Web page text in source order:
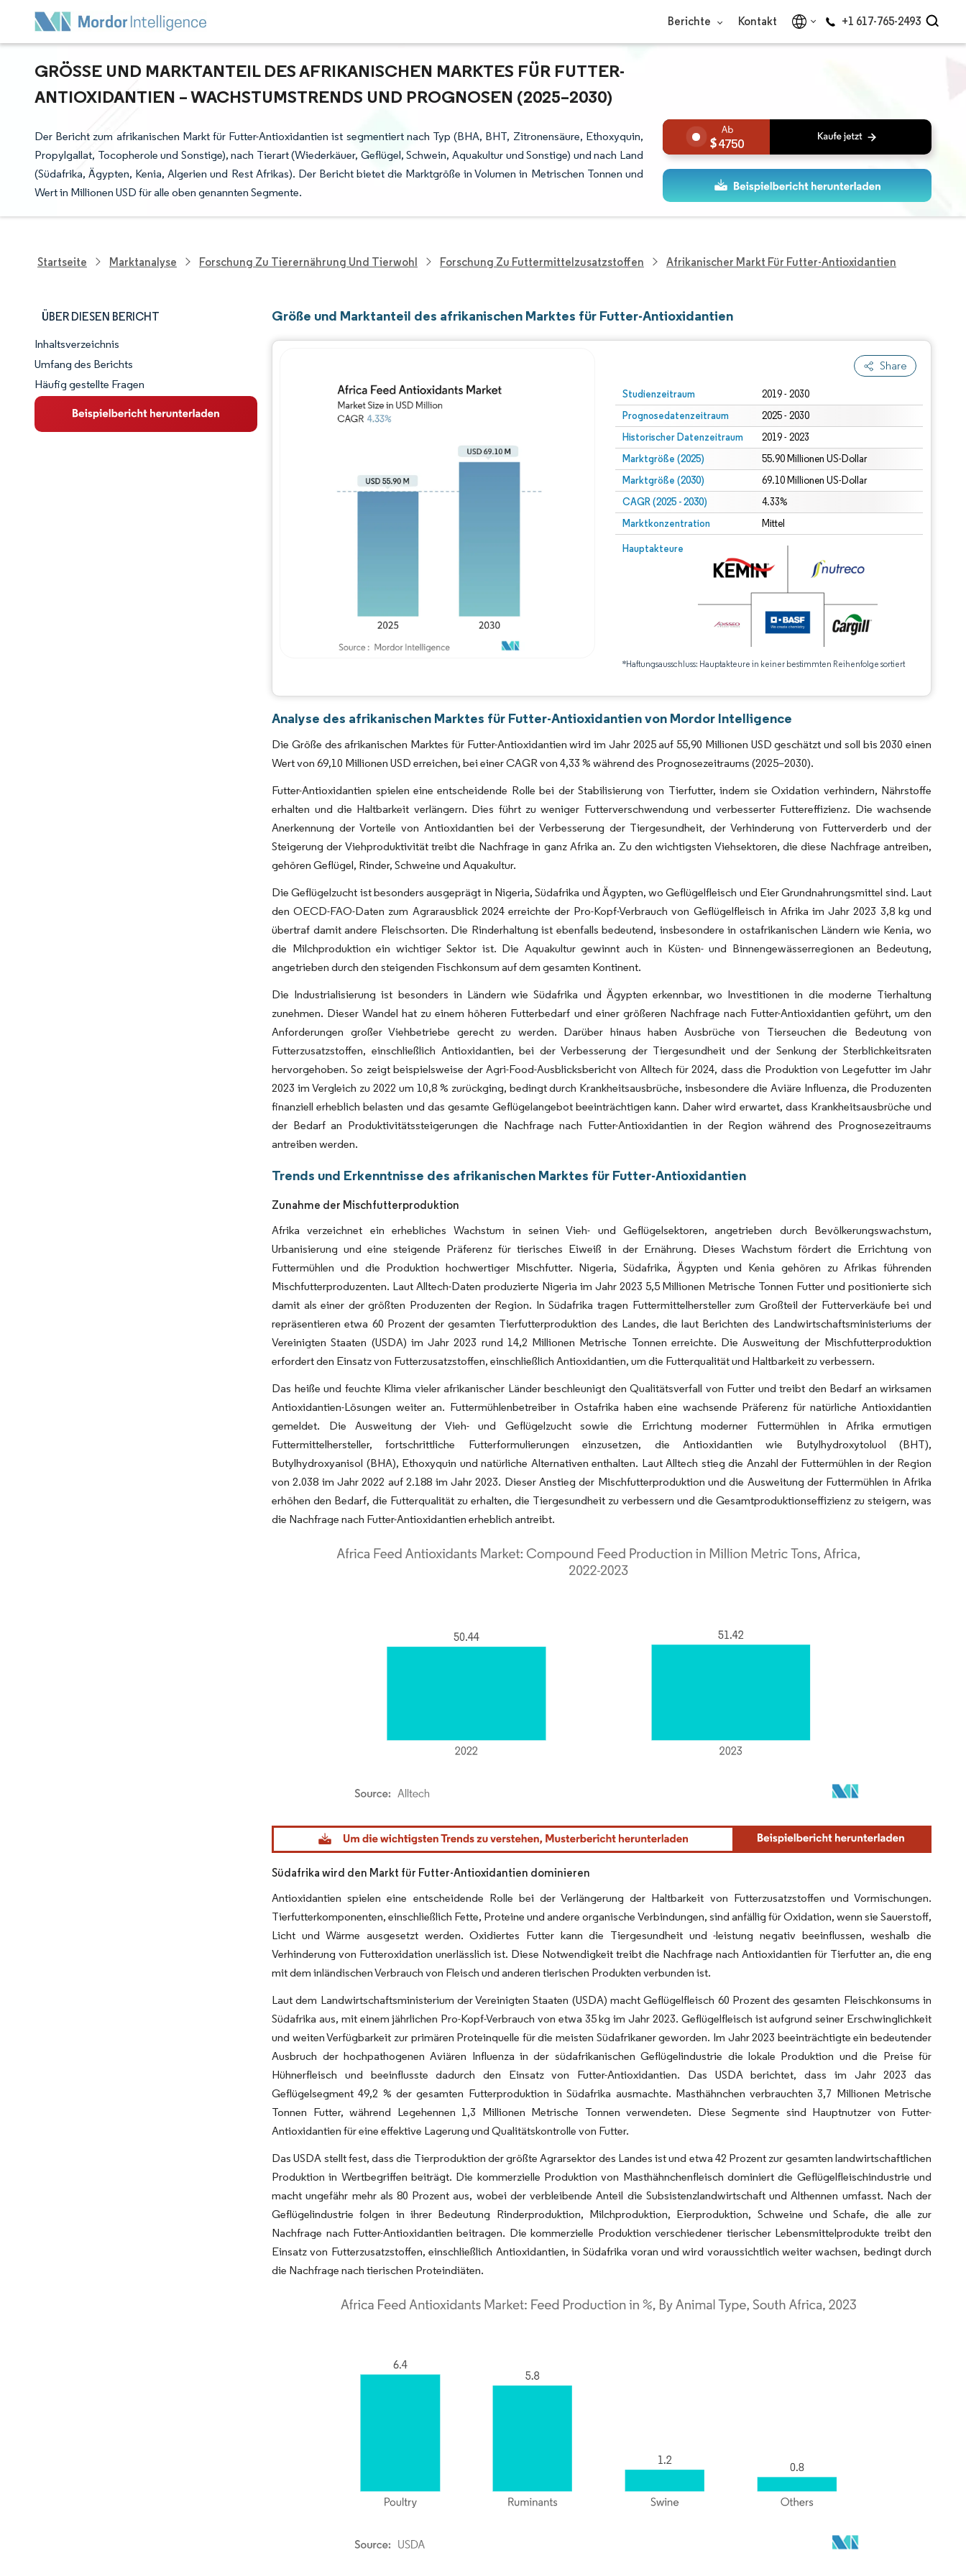
Berichte Kontakt +1 617-765-2493
GRÖSSE UND MARKTANTEIL DES AFRIKANISCHEN MARKTES FÜR FUTTER-A
NTIOXIDANTIEN – WACHSTUMSTRENDS UND PROGNOSEN (2025–2030)
Der Bericht zum afrikanischen Markt für Futter-Antioxidantien ist segmentiert nach Typ (BHA, BHT, Zitronensäure, Ethoxyquin,
Propylgallat, Tocopherole und Sonstige), nach Tierart (Wiederkäuer, Geflügel, Schwein, Aquakultur und Sonstige) und nach Land
(Südafrika, Ägypten, Kenia, Algerien und Rest Afrikas). Der Bericht bietet die Marktgröße in Volumen in Metrischen Tonnen und
Wert in Millionen USD für alle oben genannten Segmente.
4750
Startseite Marktanalyse Forschung Zu Tierernährung Und Tierwohl Forschung Zu Futtermittelzusatzstoffen Afrikanischer Markt Für Futter-Antioxidantien
ÜBER DIESEN BERICHT
Marktschnappschuss
Marktübersicht
Wichtige Markttrends
Inhaltsverzeichnis
Umfang des Berichts
Häufig gestellte Fragen
Größe und Marktanteil des afrikanischen Marktes für Futter-Antioxidantien
Share
Studienzeitraum 2019 - 2030
Prognosedatenzeitraum 2025 - 2030
Historischer Datenzeitraum 2019 - 2023
Marktgröße (2025) 55.90 Millionen US-Dollar
Marktgröße (2030) 69.10 Millionen US-Dollar
CAGR (2025 - 2030) 4.33%
Marktkonzentration Mittel
Hauptakteure
*Haftungsausschluss: Hauptakteure in keiner bestimmten Reihenfolge sortiert
Bild © Mordor Intelligence. Wiederverwendung erfordert Namensnennung gemäß CC BY 4.0.
Analyse des afrikanischen Marktes für Futter-Antioxidantien von Mordor Intelligence
Die Größe des afrikanischen Marktes für Futter-Antioxidantien wird im Jahr 2025 auf 55,90 Millionen USD geschätzt und soll bis 2030 einen
Wert von 69,10 Millionen USD erreichen, bei einer CAGR von 4,33 % während des Prognosezeitraums (2025–2030).
Futter-Antioxidantien spielen eine entscheidende Rolle bei der Stabilisierung von Tierfutter, indem sie Oxidation verhindern, Nährstoffe
erhalten und die Haltbarkeit verlängern. Dies führt zu weniger Futterverschwendung und verbesserter Futtereffizienz. Die wachsende
Anerkennung der Vorteile von Antioxidantien bei der Verbesserung der Tiergesundheit, der Verhinderung von Futterverderb und der
Steigerung der Viehproduktivität treibt die Nachfrage in ganz Afrika an. Zu den wichtigsten Viehsektoren, die diese Nachfrage antreiben,
gehören Geflügel, Rinder, Schweine und Aquakultur.
Die Geflügelzucht ist besonders ausgeprägt in Nigeria, Südafrika und Ägypten, wo Geflügelfleisch und Eier Grundnahrungsmittel sind. Laut
den OECD-FAO-Daten zum Agrarausblick 2024 erreichte der Pro-Kopf-Verbrauch von Geflügelfleisch in Afrika im Jahr 2023 3,8 kg und
übertraf damit andere Fleischsorten. Die Rinderhaltung ist ebenfalls bedeutend, insbesondere in ostafrikanischen Ländern wie Kenia, wo
die Milchproduktion ein wichtiger Sektor ist. Die Aquakultur gewinnt auch in Küsten- und Binnengewässerregionen an Bedeutung,
angetrieben durch den steigenden Fischkonsum auf dem gesamten Kontinent.
Die Industrialisierung ist besonders in Ländern wie Südafrika und Ägypten erkennbar, wo Investitionen in die moderne Tierhaltung
zunehmen. Dieser Wandel hat zu einem höheren Futterbedarf und einer größeren Nachfrage nach Futter-Antioxidantien geführt, um den
Anforderungen großer Viehbetriebe gerecht zu werden. Darüber hinaus haben Ausbrüche von Tierseuchen die Bedeutung von
Futterzusatzstoffen, einschließlich Antioxidantien, bei der Verbesserung der Tiergesundheit und der Senkung der Sterblichkeitsraten
hervorgehoben. So zeigt beispielsweise der Agri-Food-Ausblicksbericht von Alltech für 2024, dass die Produktion von Legefutter im Jahr
2023 im Vergleich zu 2022 um 10,8 % zurückging, bedingt durch Krankheitsausbrüche, insbesondere die Aviäre Influenza, die Produzenten
finanziell erheblich belasten und das gesamte Geflügelangebot beeinträchtigen kann. Daher wird erwartet, dass Krankheitsausbrüche und
der Bedarf an Produktivitätssteigerungen die Nachfrage nach Futter-Antioxidantien in der Region während des Prognosezeitraums
antreiben werden.
Trends und Erkenntnisse des afrikanischen Marktes für Futter-Antioxidantien
Zunahme der Mischfutterproduktion
​Afrika verzeichnet ein erhebliches Wachstum in seinen Vieh- und Geflügelsektoren, angetrieben durch Bevölkerungswachstum,
Urbanisierung und eine steigende Präferenz für tierisches Eiweiß in der Ernährung. Dieses Wachstum fördert die Errichtung von
Futtermühlen und die Produktion hochwertiger Mischfutter. Nigeria, Südafrika, Ägypten und Kenia gehören zu Afrikas führenden
Mischfutterproduzenten. Laut Alltech-Daten produzierte Nigeria im Jahr 2023 5,5 Millionen Metrische Tonnen Futter und positionierte sich
damit als einer der größten Produzenten der Region. In Südafrika tragen Futtermittelhersteller zum Großteil der Futterverkäufe bei und
repräsentieren etwa 60 Prozent der gesamten Tierfutterproduktion des Landes, die laut Berichten des Landwirtschaftsministeriums der
Vereinigten Staaten (USDA) im Jahr 2023 rund 14,2 Millionen Metrische Tonnen erreichte. Die Ausweitung der Mischfutterproduktion
erfordert den Einsatz von Futterzusatzstoffen, einschließlich Antioxidantien, um die Futterqualität und Haltbarkeit zu verbessern.
Das heiße und feuchte Klima vieler afrikanischer Länder beschleunigt den Qualitätsverfall von Futter und treibt den Bedarf an wirksamen
Antioxidantien-Lösungen weiter an. Futtermühlenbetreiber in Ostafrika haben eine wachsende Präferenz für natürliche Antioxidantien
gemeldet. Die Ausweitung der Vieh- und Geflügelzucht sowie die Errichtung moderner Futtermühlen in Afrika ermutigen
Futtermittelhersteller, fortschrittliche Futterformulierungen einzusetzen, die Antioxidantien wie Butylhydroxytoluol (BHT),
Butylhydroxyanisol (BHA), Ethoxyquin und natürliche Alternativen enthalten. Laut Alltech stieg die Anzahl der Futtermühlen in der Region
von 2.038 im Jahr 2022 auf 2.188 im Jahr 2023. Dieser Anstieg der Mischfutterproduktion und die Ausweitung der Futtermühlen in Afrika
erhöhen den Bedarf, die Futterqualität zu erhalten, die Tiergesundheit zu verbessern und die Gesamtproduktionseffizienz zu steigern, was
die Nachfrage nach Futter-Antioxidantien erheblich antreibt.
Bild © Mordor Intelligence. Wiederverwendung erfordert Namensnennung gemäß CC BY 4.0.
Südafrika wird den Markt für Futter-Antioxidantien dominieren
Antioxidantien spielen eine entscheidende Rolle bei der Verlängerung der Haltbarkeit von Futterzusatzstoffen und Vormischungen.
Tierfutterkomponenten, einschließlich Fette, Proteine und andere organische Verbindungen, sind anfällig für Oxidation, wenn sie Sauerstoff,
Licht und Wärme ausgesetzt werden. Oxidiertes Futter kann die Tiergesundheit und -leistung negativ beeinflussen, weshalb die
Verhinderung von Futteroxidation unerlässlich ist. Diese Notwendigkeit treibt die Nachfrage nach Antioxidantien für Tierfutter an, die eng
mit dem inländischen Verbrauch von Fleisch und anderen tierischen Produkten verbunden ist.
Laut dem Landwirtschaftsministerium der Vereinigten Staaten (USDA) macht Geflügelfleisch 60 Prozent des gesamten Fleischkonsums in
Südafrika aus, mit einem jährlichen Pro-Kopf-Verbrauch von etwa 35 kg im Jahr 2023. Geflügelfleisch ist aufgrund seiner Erschwinglichkeit
und weiten Verfügbarkeit zur primären Proteinquelle für die meisten Südafrikaner geworden. Im Jahr 2023 beeinträchtigte ein bedeutender
Ausbruch der hochpathogenen Aviären Influenza in der südafrikanischen Geflügelindustrie die lokale Produktion und die Preise für
Hühnerfleisch und beeinflusste dadurch den Einsatz von Futter-Antioxidantien. Das USDA berichtet, dass im Jahr 2023 das
Geflügelsegment 49,2 % der gesamten Futterproduktion in Südafrika ausmachte. Masthähnchen verbrauchten 3,7 Millionen Metrische
Tonnen Futter, während Legehennen 1,3 Millionen Metrische Tonnen verwendeten. Diese Segmente sind Hauptnutzer von Futter-
Antioxidantien für eine effektive Lagerung und Qualitätskontrolle von Futter.
Das USDA stellt fest, dass die Tierproduktion der größte Agrarsektor des Landes ist und etwa 42 Prozent zur gesamten landwirtschaftlichen
Produktion in Wertbegriffen beiträgt. Die kommerzielle Produktion von Masthähnchenfleisch dominiert die Geflügelfleischindustrie und
macht ungefähr mehr als 80 Prozent aus, wobei der verbleibende Anteil die Subsistenzlandwirtschaft und Althennen umfasst. Nach der
Geflügelindustrie folgen in ihrer Bedeutung Rinderproduktion, Milchproduktion, Eierproduktion, Schweine und Schafe, die alle zur
Nachfrage nach Futter-Antioxidantien beitragen. Die kommerzielle Produktion verschiedener tierischer Lebensmittelprodukte treibt den
Einsatz von Futterzusatzstoffen, einschließlich Antioxidantien, in Südafrika voran und wird voraussichtlich weiter wachsen, bedingt durch
die Nachfrage nach tierischen Proteindiäten.